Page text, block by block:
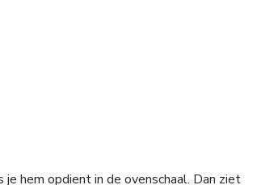
hem opdient in de ovenschaal. Dan ziet